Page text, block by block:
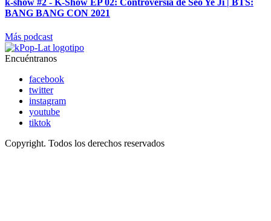
BANG BANG CON 2021
Más podcast
Encuéntranos
facebook
twitter
instagram
youtube
tiktok
Copyright. Todos los derechos reservados